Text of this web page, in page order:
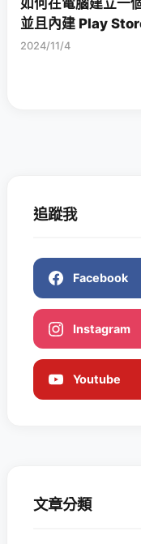
並且內建 Play
2024/11/4
追蹤我
Facebook
Instagram
Youtube
文章分類